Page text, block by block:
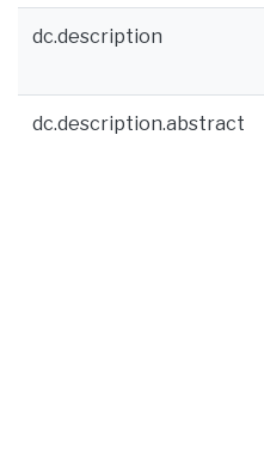
dc.description
dc.description.abstract